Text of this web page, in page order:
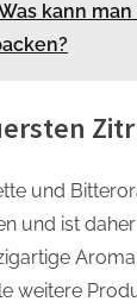
kann
und
und ist
weitere